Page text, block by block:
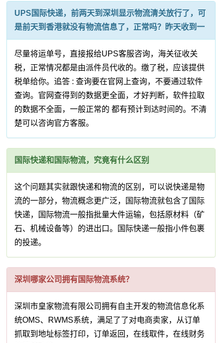
UPS国际快递，前两天到深圳显示物流清关放行了，可
是前天到香港就没有物流信息了，正常吗？昨天收到一
尽量将运单号，直接报给UPS客服咨询，海关征收关
税，正常情况都是由派件员代收的。缴了税，应该提供
税单给你。追答 : 查询要在官网上查询，不要通过软件
查询。官网查得到的数据更全面，才好判断，软件拉取
的数据不全面，一般正常的 都有预计到达时间的。不清
楚可以咨询官方客服。
国际快递和国际物流，究竟有什么区别
这个问题其实就跟快递和物流的区别，可以说快递是物
流的一部分，物流概念更广泛，国际物流就包含了国际
快递，国际物流一般指批量大件运输，包括原材料（矿
石、机械设备等）的进出口。国际快递一般指小件包裹
的投递。
深圳哪家公司拥有国际物流系统？
深圳市皇家物流有限公司拥有自主开发的物流信息化系
统OMS、RWMS系统，满足了了对电商卖家，从订单
抓取到地址标签打印，订单返回，在线取件，在线财务